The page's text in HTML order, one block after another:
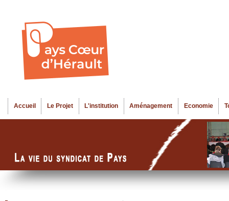
Menu principal
Accueil Le Projet L'institution Aménagement Economie